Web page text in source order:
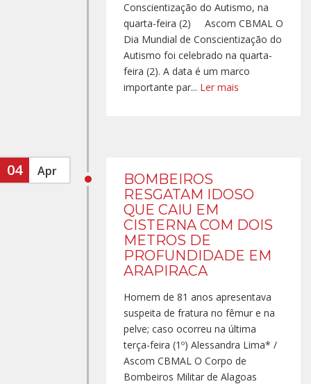
Conscientização do Autismo, na
quarta-feira (2) Ascom CBMAL O
Dia Mundial de Conscientização do
Autismo foi celebrado na quarta-
feira (2). A data é um marco
importante par... Ler mais
04 Apr
BOMBEIROS
RESGATAM IDOSO
QUE CAIU EM
CISTERNA COM DOIS
METROS DE
PROFUNDIDADE EM
ARAPIRACA
Homem de 81 anos apresentava
suspeita de fratura no fêmur e na
pelve; caso ocorreu na última
terça-feira (1º) Alessandra Lima* /
Ascom CBMAL O Corpo de
Bombeiros Militar de Alagoas